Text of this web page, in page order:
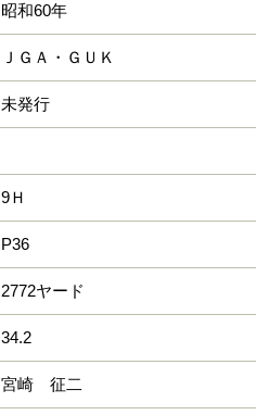
昭和60年
ＪＧＡ・ＧＵＫ
未発行
9Ｈ
P36
2772ヤード
34.2
宮崎 征二